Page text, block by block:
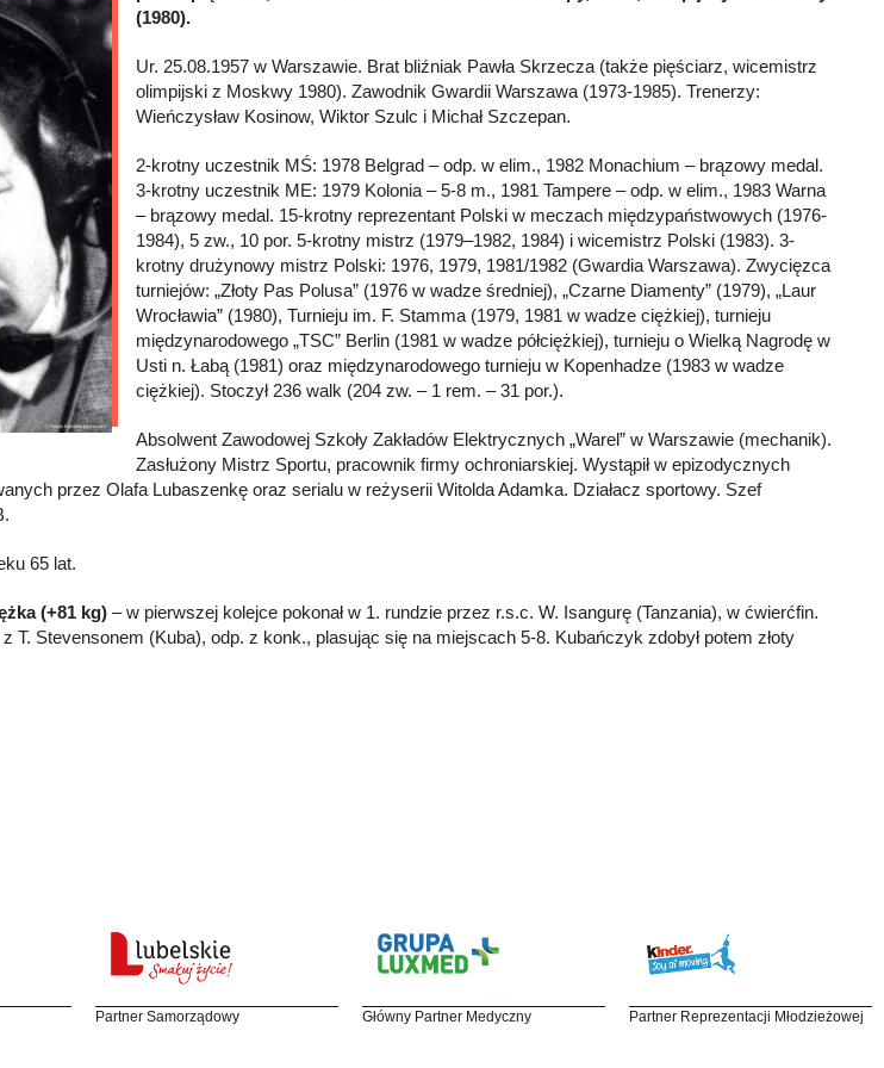
(1980).
Ur. 25.08.1957 w Warszawie. Brat bliźniak Pawła Skrzecza (także pięściarz, wicemistrz
olimpijski z Moskwy 1980). Zawodnik Gwardii Warszawa (1973-1985). Trenerzy:
Wieńczysław Kosinow, Wiktor Szulc i Michał Szczepan.
2-krotny uczestnik MŚ: 1978 Belgrad – odp. w elim., 1982 Monachium – brązowy medal.
3-krotny uczestnik ME: 1979 Kolonia – 5-8 m., 1981 Tampere – odp. w elim., 1983 Warna
– brązowy medal. 15-krotny reprezentant Polski w meczach międzypaństwowych (1976-
1984), 5 zw., 10 por. 5-krotny mistrz (1979–1982, 1984) i wicemistrz Polski (1983). 3-
krotny drużynowy mistrz Polski: 1976, 1979, 1981/1982 (Gwardia Warszawa). Zwycięzca
turniejów: „Złoty Pas Polusa” (1976 w wadze średniej), „Czarne Diamenty” (1979), „Laur
Wrocławia” (1980), Turnieju im. F. Stamma (1979, 1981 w wadze ciężkiej), turnieju
międzynarodowego „TSC” Berlin (1981 w wadze półciężkiej), turnieju o Wielką Nagrodę w
Usti n. Łabą (1981) oraz międzynarodowego turnieju w Kopenhadze (1983 w wadze
ciężkiej). Stoczył 236 walk (204 zw. – 1 rem. – 31 por.).
Absolwent Zawodowej Szkoły Zakładów Elektrycznych „Warel” w Warszawie (mechanik).
Zasłużony Mistrz Sportu, pracownik firmy ochroniarskiej. Wystąpił w epizodycznych
przez Olafa Lubaszenkę oraz serialu w reżyserii Witolda Adamka. Działacz sportowy. Szef
65 lat.
(+81 kg) – w pierwszej kolejce pokonał w 1. rundzie przez r.s.c. W. Isangurę (Tanzania), w ćwierćfin.
T. Stevensonem (Kuba), odp. z konk., plasując się na miejscach 5-8. Kubańczyk zdobył potem złoty
Partner Samorządowy Główny Partner Medyczny Partner Reprezentacji Młodzieżowej